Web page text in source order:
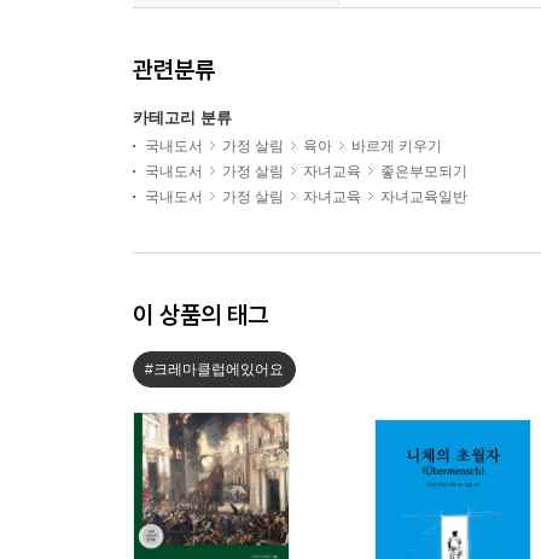
관련분류
카테고리 분류
국내도서 가정 살림 육아
바르게 키우기
국내도서
가정 살림 자녀교육
좋은부모되기
국내도서
가정 살림 자녀교육 자녀교육일반
이 상품의 태그
#크레마클럽에있어요